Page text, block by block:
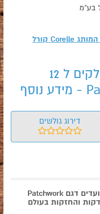
בע"מ
Corelle קורל
סט צלחות קורל 36 חלקים ל 12
דירוג גולשים
והחזקות בעולם